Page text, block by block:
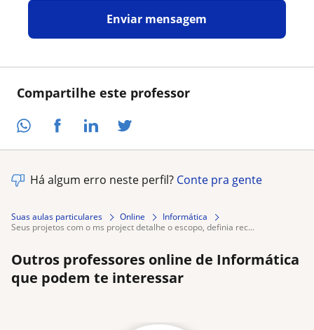
Compartilhe este professor
Enviar mensagem
Há algum erro neste perfil? Conte pra gente
Suas aulas particulares Online
Informática
seus projetos com o ms project detalhe o escopo, definia rec...
Outros professores online de Informática
que podem te interessar